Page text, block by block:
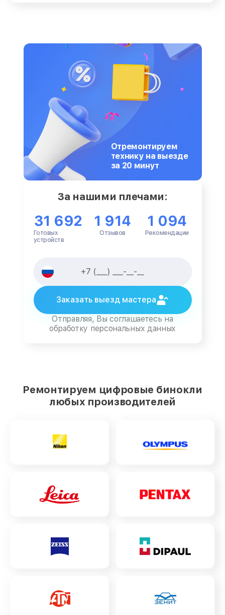
Отремонтируем
технику на выезде
за 20 минут
За нашими плечами:
31 692
Готовых
устройств
1 914
Отзывов
1 094
Рекомендации
Заказать выезд мастера
Отправляя, Вы соглашаетесь на
обработку персональных данных
Ремонтируем цифровые бинокли
любых производителей